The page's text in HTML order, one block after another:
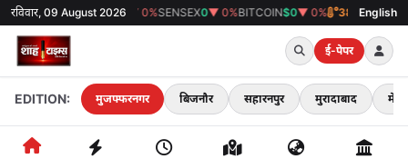
रविवार, 09 August 2026
GOLD₹0▼ 0% SENSEX0▼ 0%BITCOIN$0▼ 0% 38°Cमुजफ्फरनगर English
ई-पेपर
EDITION: मुजफ्फरनगर बिजनौर सहारनपुर मुरादाबाद मेरठ